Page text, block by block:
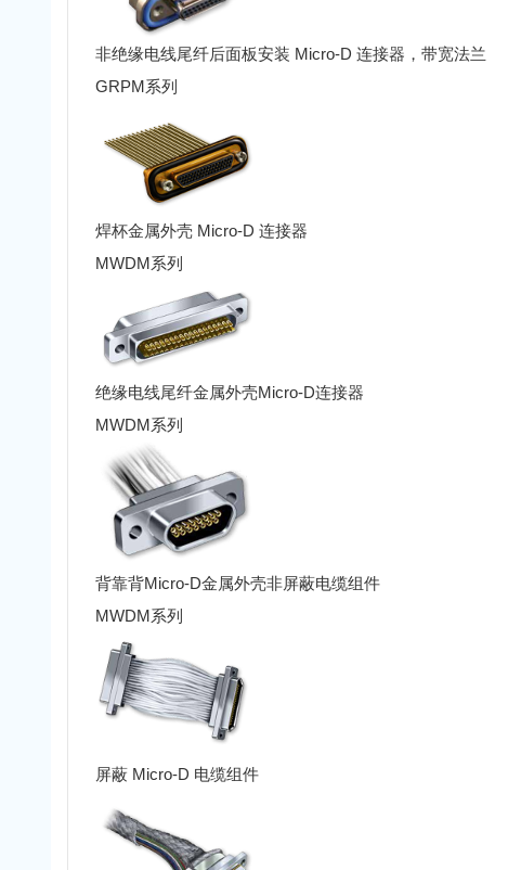
非绝缘电线尾纤后面板安装 Micro-D 连接器，带宽法兰
GRPM系列
焊杯金属外壳 Micro-D 连接器
MWDM系列
绝缘电线尾纤金属外壳Micro-D连接器
MWDM系列
背靠背Micro-D金属外壳非屏蔽电缆组件
MWDM系列
屏蔽 Micro-D 电缆组件